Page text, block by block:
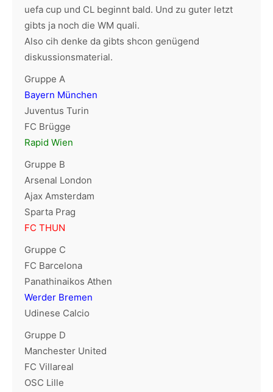
uefa cup und CL beginnt bald. Und zu guter letzt
gibts ja noch die WM quali.
Also cih denke da gibts shcon genügend
diskussionsmaterial.
Gruppe A
Bayern München
Juventus Turin
FC Brügge
Rapid Wien
Gruppe B
Arsenal London
Ajax Amsterdam
Sparta Prag
FC THUN
Gruppe C
FC Barcelona
Panathinaikos Athen
Werder Bremen
Udinese Calcio
Gruppe D
Manchester United
FC Villareal
OSC Lille